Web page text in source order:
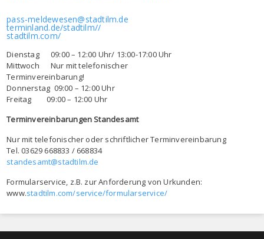
pass-meldewesen@stadtilm.de
terminland.de/stadtilm//
stadtilm.com/
Dienstag 09:00 – 12:00 Uhr/ 13:00-17:00 Uhr
Mittwoch Nur mit telefonischer
Terminvereinbarung!
Donnerstag 09:00 – 12:00 Uhr
Freitag 09:00 – 12:00 Uhr
Terminvereinbarungen Standesamt
Nur mit telefonischer oder schriftlicher Terminvereinbarung
Tel. 03629 668833 / 668834
standesamt@stadtilm.de
Formularservice, z.B. zur Anforderung von Urkunden:
www.stadtilm.com/service/formularservice/